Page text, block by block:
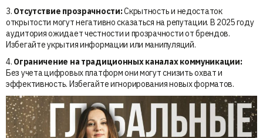
3. Отсутствие прозрачности:Скрытность и недостаток
открытости могут негативно сказаться на репутации. В 2025 году
аудитория ожидает честности и прозрачности от брендов.
Избегайте укрытия информации или манипуляций.
4. Ограничение на традиционных каналах коммуникации:
Без учета цифровых платформ они могут снизить охват и
эффективность. Избегайте игнорирования новых форматов.